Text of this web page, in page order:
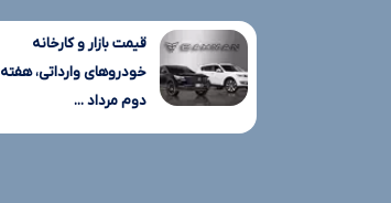
قیمت بازار و کارخانه
خودروهای وارداتی، هفته
دوم مرداد ...